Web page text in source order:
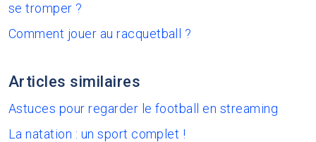
se tromper ?
Comment jouer au racquetball ?
Articles similaires
Astuces pour regarder le football en streaming
La natation : un sport complet !